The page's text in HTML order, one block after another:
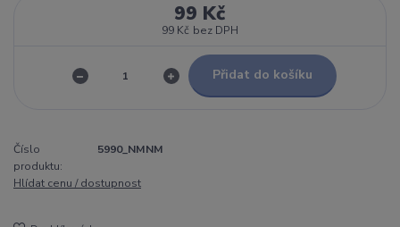
99 Kč
99 Kč bez DPH
Přidat do košíku
Číslo
produktu:
5990_NMNM
Hlídat cenu / dostupnost